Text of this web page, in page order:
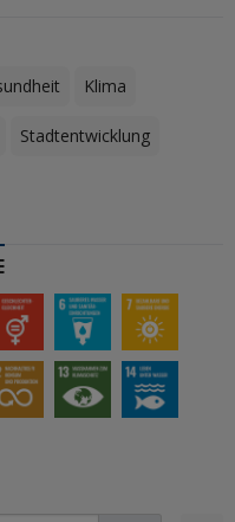
Klima
Stadtentwicklung